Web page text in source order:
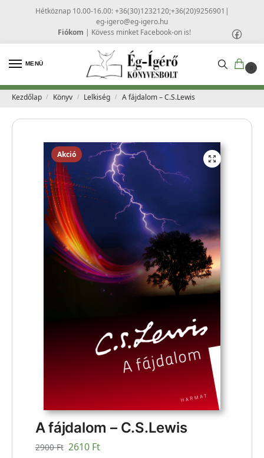
Hétköznap 10.00-16.00: +36(30)1232120;+36(20)9256901 |
eg-igero@eg-igero.hu
Fiókom | Kövess minket Facebook-on is!
MENÜ
0
Kezdőlap / Könyv / Lelkiség / A fájdalom – C.S.Lewis
Akció
A fájdalom – C.S.Lewis
2900Ft 2610 Ft